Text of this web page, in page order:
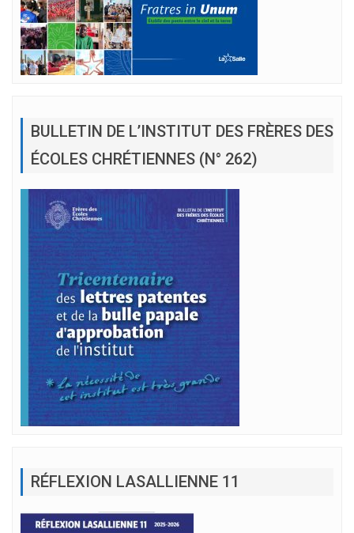
BULLETIN DE L’INSTITUT DES FRÈRES DES
ÉCOLES CHRÉTIENNES (N° 262)
RÉFLEXION LASALLIENNE 11